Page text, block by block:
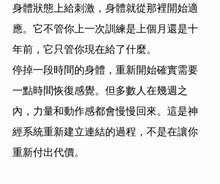
身體狀態上給刺激，身體就從那裡開始適
應。它不管你上一次訓練是上個月還是十
年前，它只管你現在給了什麼。
停掉一段時間的身體，重新開始確實需要
一點時間恢復感覺。但多數人在幾週之
內，力量和動作感都會慢慢回來。這是神
經系統重新建立連結的過程，不是在讓你
重新付出代價。